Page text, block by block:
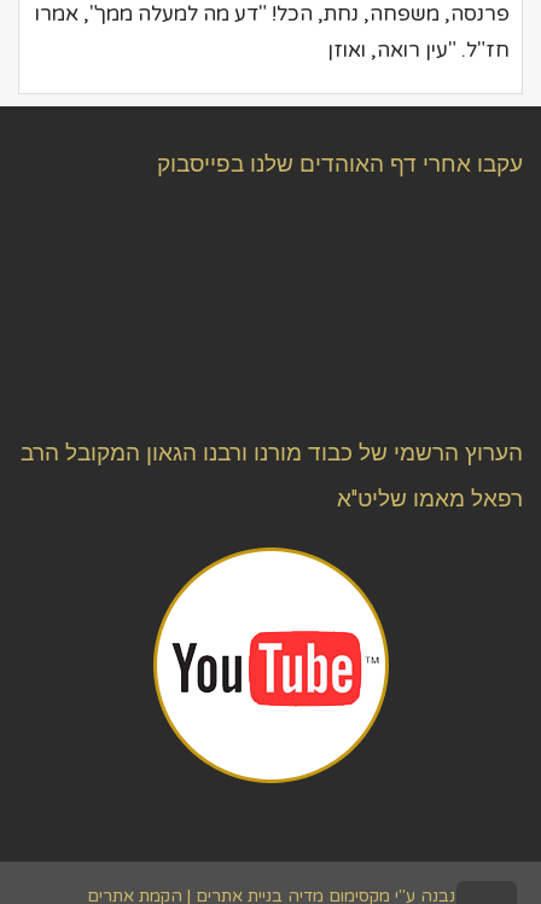
פרנסה, משפחה, נחת, הכל! "דע מה למעלה ממך", אמרו
חז"ל. "עין רואה, ואוזן
עקבו אחרי דף האוהדים שלנו בפייסבוק
הערוץ הרשמי של כבוד מורנו ורבנו הגאון המקובל הרב
רפאל מאמו שליט"א
נבנה ע"י מקסימום מדיהבניית אתרים | הקמת אתרים